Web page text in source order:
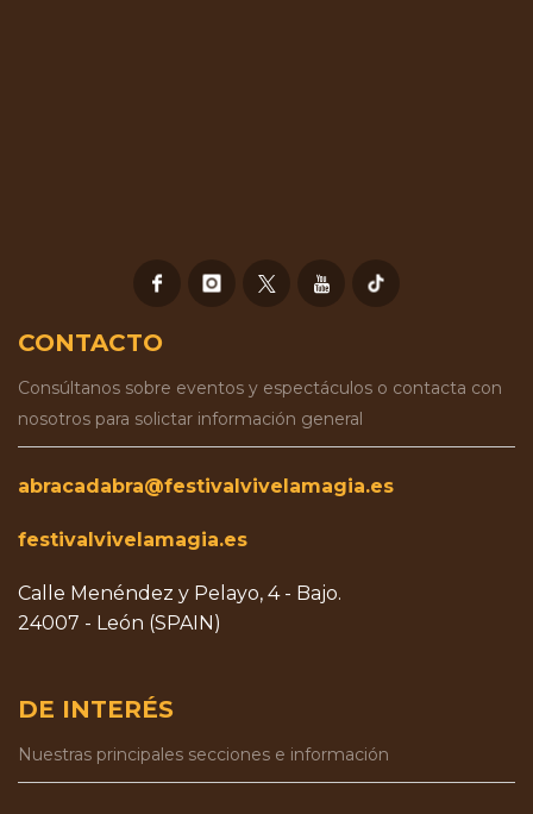
CONTACTO
Consúltanos sobre eventos y espectáculos o contacta con
nosotros para solictar información general
abracadabra@festivalvivelamagia.es
festivalvivelamagia.es
Calle Menéndez y Pelayo, 4 - Bajo.
24007 - León (SPAIN)
DE INTERÉS
Nuestras principales secciones e información